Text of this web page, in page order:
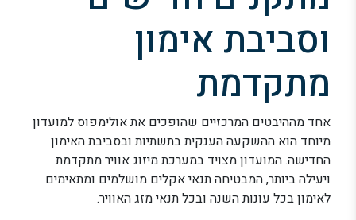
וסביבת אימון
מתקדמת
אחד מההיבטים המרכזיים שהופכים את אולימפוס למועדון
מיוחד הוא ההשקעה הענקית בתשתיות ובסביבת האימון
החדישה. המועדון מצויד במערכת מיזוג אוויר מתקדמת
ויעילה ביותר, המבטיחה תנאי אקלים מושלמים ומתאימים
לאימון בכל עונות השנה ובכל תנאי מזג האוויר.